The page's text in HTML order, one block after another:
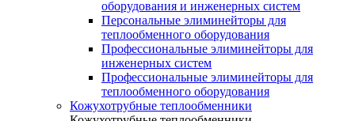
оборудования и инженерных систем
Персональные элиминейторы для
теплообменного оборудования
Профессиональные элиминейторы для
инженерных систем
Профессиональные элиминейторы для
теплообменного оборудования
Кожухотрубные теплообменники